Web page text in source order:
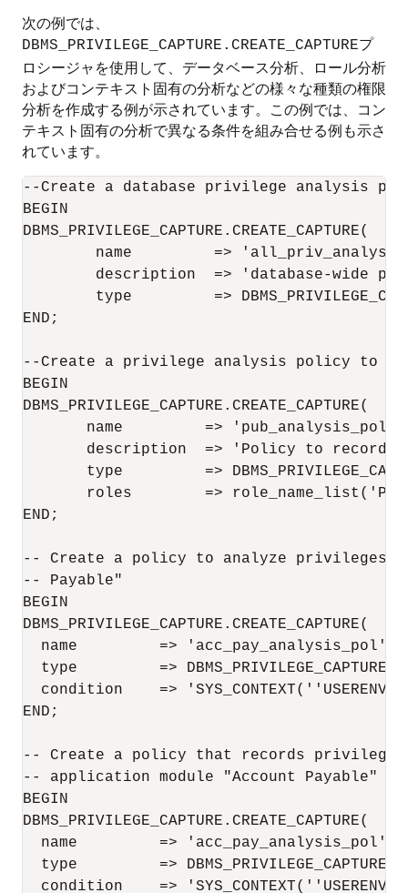
次の例では、
DBMS_PRIVILEGE_CAPTURE.CREATE_CAPTUREプ
ロシージャを使用して、データベース分析、ロール分析
およびコンテキスト固有の分析などの様々な種類の権限
分析を作成する例が示されています。この例では、コン
テキスト固有の分析で異なる条件を組み合せる例も示さ
れています。
--Create a database privilege analysis
BEGIN
DBMS_PRIVILEGE_CAPTURE.CREATE_CAPTURE(
name         =>
description  => 'database-wide
type         =>
END;
--Create a privilege analysis policy to
BEGIN
DBMS_PRIVILEGE_CAPTURE.CREATE_CAPTURE(
       name         => 'pub_analysis_pol',
description  => 'Policy to record
type         =>
roles        =>
END;
-- Create a policy to analyze privileges
-- Payable"
BEGIN
DBMS_PRIVILEGE_CAPTURE.CREATE_CAPTURE(
  name         => 'acc_pay_analysis_pol',
type         =>
condition    =>
END;
-- Create a policy that records privileges
-- application module "Account Payable"
BEGIN
DBMS_PRIVILEGE_CAPTURE.CREATE_CAPTURE(
  name         => 'acc_pay_analysis_pol',
type         =>
condition    =>